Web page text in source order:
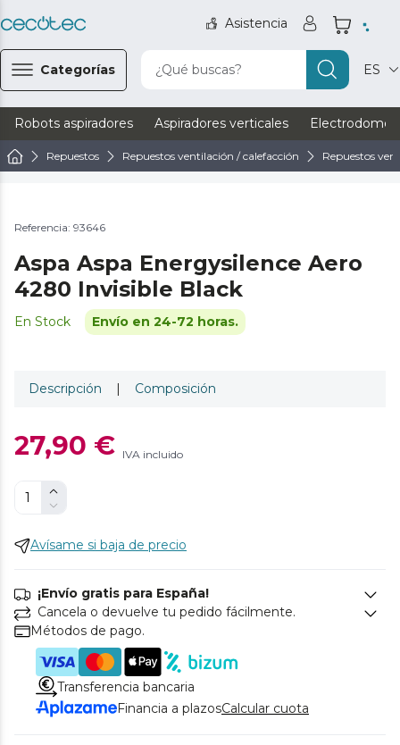
Asistencia
Categorías ¿Qué buscas? ES
Robots aspiradores Aspiradores verticales
Repuestos Repuestos ventilación / calefacción Repuestos
Referencia: 93646
Aspa Aspa Energysilence Aero
4280 Invisible Black
En Stock Envío en 24-72 horas.
Descripción | Composición
27,90 € IVA incluido
Avísame si baja de precio
¡Envío gratis para España!
Cancela o devuelve tu pedido fácilmente.
Métodos de pago.
Transferencia bancaria
Financia a plazosCalcular cuota